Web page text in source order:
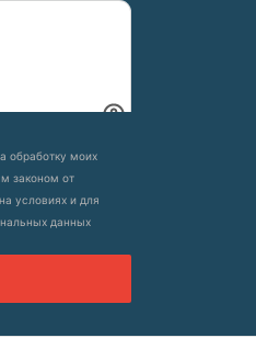
обработку моих
законом от
условиях и для
данных